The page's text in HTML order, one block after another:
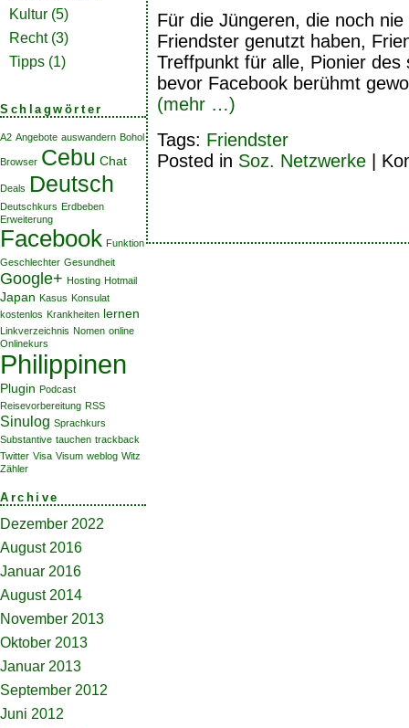
Kultur (5)
Recht(3)
Tipps (1)
Schlagwörter
A2 Angebote auswandern Bohol
Browser Cebu Chat
Deals Deutsch
Deutschkurs Erdbeben
Erweiterung
Facebook Funktion
Geschlechter Gesundheit
Google+ Hosting Hotmail
Japan Kasus Konsulat
kostenlos Krankheiten lernen
Linkverzeichnis Nomen online
Onlinekurs
Philippinen
Plugin Podcast
Reisevorbereitung RSS
Sinulog Sprachkurs
Substantive tauchen trackback
Twitter Visa Visum weblog Witz
Zähler
Archive
Dezember 2022
August 2016
Januar 2016
August 2014
November 2013
Oktober 2013
Januar 2013
September 2012
Juni 2012
Für die Jüngeren, die noch nie
Friendster genutzt haben,
Treffpunkt für alle, Pionier des
bevor Facebook berühmt
(mehr …)
Tags: Friendster
Posted in Soz. Netzwerke